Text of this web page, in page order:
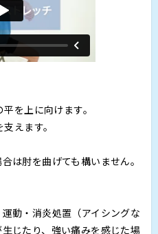
を上に向けます。
えます。
は肘を曲げても構いません。
動・消炎処置（アイシングな
じたり、強い痛みを感じた場